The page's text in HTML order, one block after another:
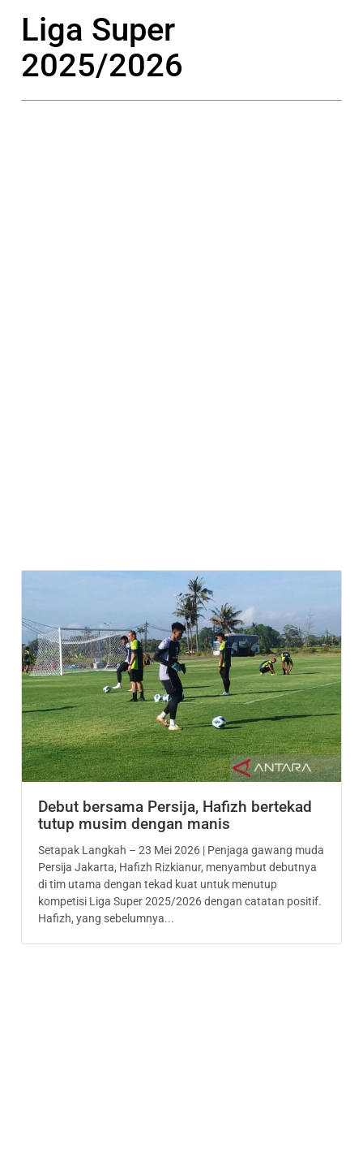
Liga Super
2025/2026
Debut bersama Persija, Hafizh bertekad
tutup musim dengan manis
Setapak Langkah – 23 Mei 2026 | Penjaga gawang muda
Persija Jakarta, Hafizh Rizkianur, menyambut debutnya
di tim utama dengan tekad kuat untuk menutup
kompetisi Liga Super 2025/2026 dengan catatan positif.
Hafizh, yang sebelumnya...